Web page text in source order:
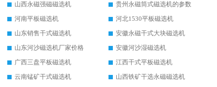
山西永磁强磁磁选机
贵州永磁筒式磁选机的参数
河南平板磁选机
河北1530平板磁选机
山东销售干式磁选机
安徽永磁干式大块磁选机
山东河沙磁选机厂家价格
安徽河沙湿磁选机
广西三盘平板磁选机
江西干式平板磁选机
云南锰矿干式磁选机
山西铁矿干选永磁磁选机